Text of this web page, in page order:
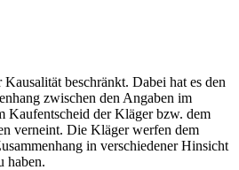
beschränkt. Dabei hat es den
zwischen den Angaben im
Kaufentscheid der Kläger bzw. dem
verneint. Die Kläger werfen dem
in verschiedener Hinsicht
haben.